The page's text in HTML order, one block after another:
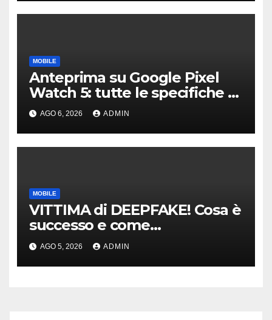
MOBILE
Anteprima su Google Pixel
Watch 5: tutte le specifiche e
i prezzi trapelati
AGO 6, 2026 ADMIN
MOBILE
VITTIMA di DEEPFAKE! Cosa è
successo e come
DIFENDERSI!
AGO 5, 2026 ADMIN